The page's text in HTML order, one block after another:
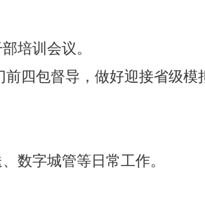
培训会议。
四包督导，做好迎接省级模
数字城管等日常工作。